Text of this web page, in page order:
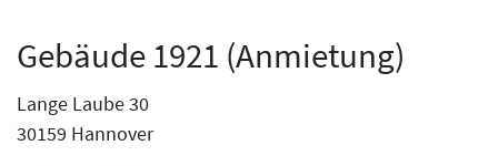
Gebäude 1921 (Anmietung)
Lange Laube 30
30159 Hannover